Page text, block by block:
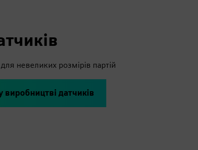
невеликих розмірів партій
виробництві датчиків